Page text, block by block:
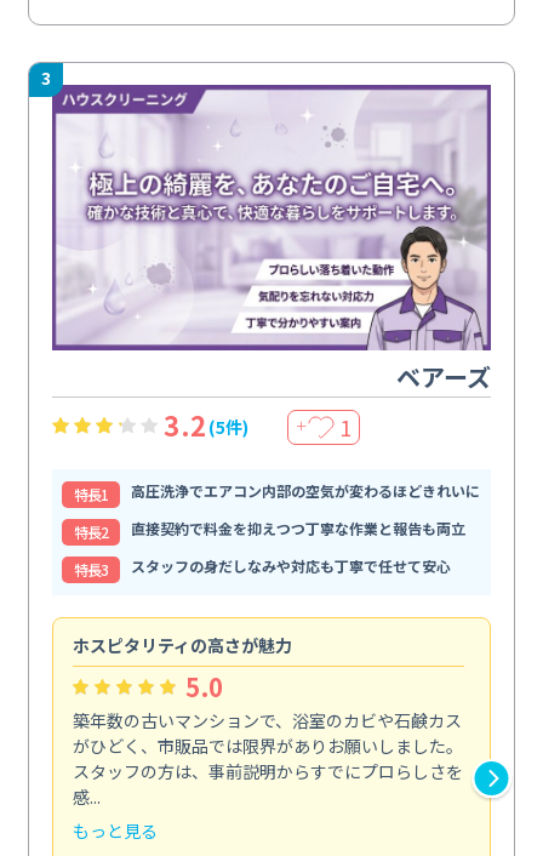
3
ベアーズ
3.2 (5件) ＋ 1
特⻑1
高圧洗浄でエアコン内部の空気が変わるほどきれいに
特⻑2
直接契約で料金を抑えつつ丁寧な作業と報告も両立
特⻑3
スタッフの身だしなみや対応も丁寧で任せて安心
ホスピタリティの高さが魅力
5.0
築年数の古いマンションで、浴室のカビや石鹸カス
がひどく、市販品では限界がありお願いしました。
スタッフの方は、事前説明からすでにプロらしさを
感...
もっと見る